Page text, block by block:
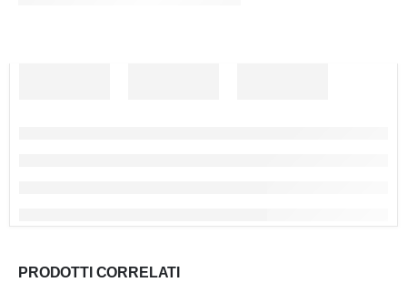
PRODOTTI CORRELATI